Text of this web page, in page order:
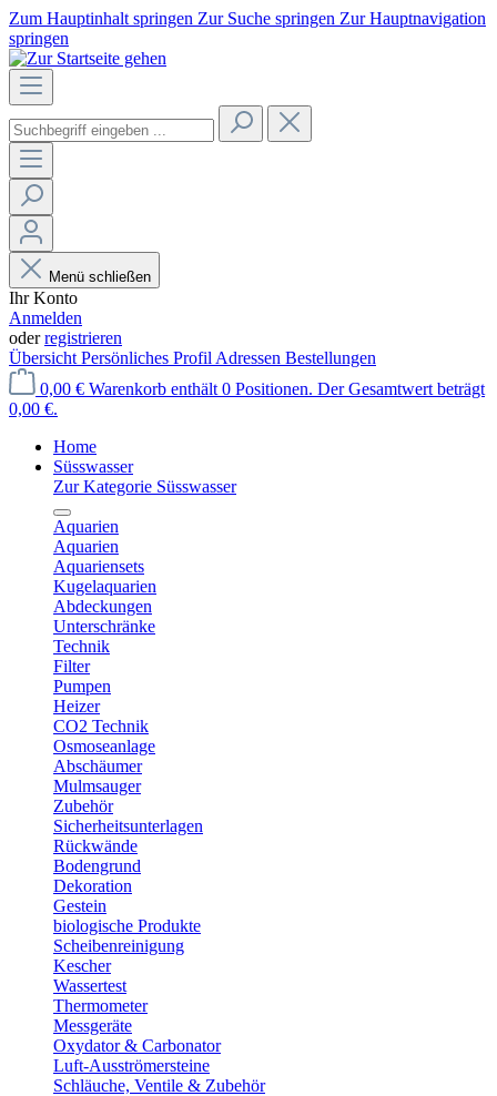
Zum Hauptinhalt springen Zur Suche springen Zur Hauptnavigation
springen
Menü schließen
Ihr Konto
Anmelden
oderregistrieren
Übersicht Persönliches Profil Adressen Bestellungen
0,00 € Warenkorb enthält 0 Positionen. Der Gesamtwert beträgt
0,00 €.
Home
Süsswasser
Zur Kategorie Süsswasser
Aquarien
Aquarien
Aquariensets
Kugelaquarien
Abdeckungen
Unterschränke
Technik
Filter
Pumpen
Heizer
CO2 Technik
Osmoseanlage
Abschäumer
Mulmsauger
Zubehör
Sicherheitsunterlagen
Rückwände
Bodengrund
Dekoration
Gestein
biologische Produkte
Scheibenreinigung
Kescher
Wassertest
Thermometer
Messgeräte
Oxydator & Carbonator
Luft-Ausströmersteine
Schläuche, Ventile & Zubehör